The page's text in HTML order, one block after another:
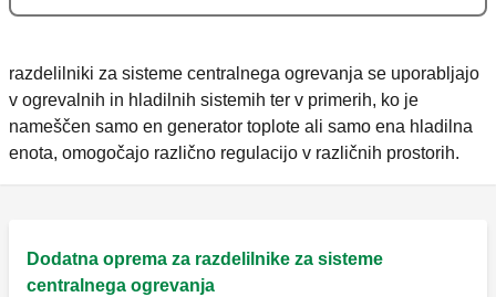
razdelilniki za sisteme centralnega ogrevanja se uporabljajo
v ogrevalnih in hladilnih sistemih ter v primerih, ko je
nameščen samo en generator toplote ali samo ena hladilna
enota, omogočajo različno regulacijo v različnih prostorih.
Dodatna oprema za razdelilnike za sisteme
centralnega ogrevanja